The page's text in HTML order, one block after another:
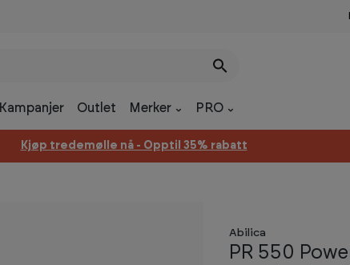
Kampanjer Outlet Merker PRO
Kjøp tredemølle nå - Opptil 35% rabatt
Abilica
PR 550